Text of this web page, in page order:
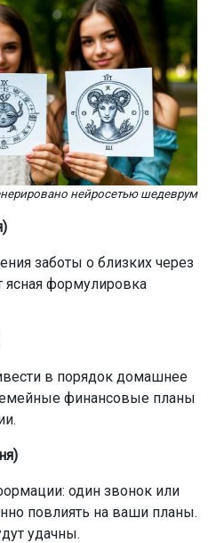
нейросетью шедеврум
заботы о близких через
ясная формулировка
в порядок домашнее
финансовые планы
один звонок или
повлиять на ваши планы.
удачны.